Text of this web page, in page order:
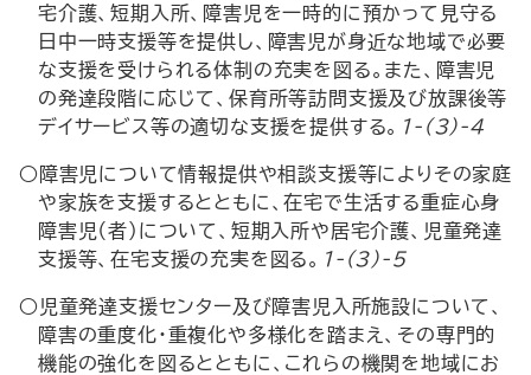
宅介護、短期入所、障害児を一時的に預かって見守る
日中一時支援等を提供し、障害児が身近な地域で必要
な支援を受けられる体制の充実を図る。また、障害児
の発達段階に応じて、保育所等訪問支援及び放課後等
デイサービス等の適切な支援を提供する。 1-(3)-4
○障害児について情報提供や相談支援等によりその家庭
や家族を支援するとともに、在宅で生活する重症心身
障害児（者）について、短期入所や居宅介護、児童発達
支援等、在宅支援の充実を図る。 1-(3)-5
○児童発達支援センター及び障害児入所施設について、
障害の重度化・重複化や多様化を踏まえ、その専門的
機能の強化を図るとともに、これらの機関を地域にお